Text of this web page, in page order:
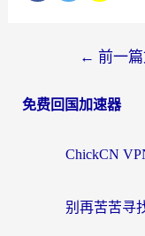
← 前一
免费回国加速器